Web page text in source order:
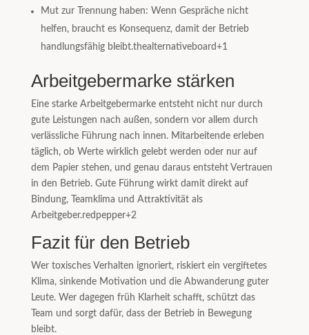
Mut zur Trennung haben: Wenn Gespräche nicht
helfen, braucht es Konsequenz, damit der Betrieb
handlungsfähig bleibt.thealternativeboard+1
Arbeitgebermarke stärken
Eine starke Arbeitgebermarke entsteht nicht nur durch
gute Leistungen nach außen, sondern vor allem durch
verlässliche Führung nach innen. Mitarbeitende erleben
täglich, ob Werte wirklich gelebt werden oder nur auf
dem Papier stehen, und genau daraus entsteht Vertrauen
in den Betrieb. Gute Führung wirkt damit direkt auf
Bindung, Teamklima und Attraktivität als
Arbeitgeber.redpepper+2
Fazit für den Betrieb
Wer toxisches Verhalten ignoriert, riskiert ein vergiftetes
Klima, sinkende Motivation und die Abwanderung guter
Leute. Wer dagegen früh Klarheit schafft, schützt das
Team und sorgt dafür, dass der Betrieb in Bewegung
bleibt.